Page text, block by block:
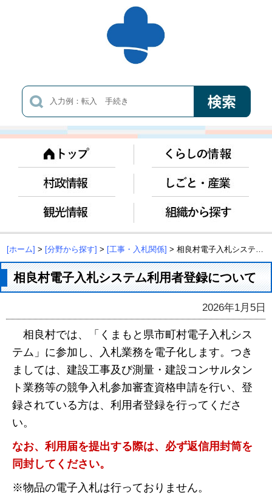
[ホーム] > [分野から探す] > [工事・入札関係] > 相良村電子入札システム利用者登録について
相良村電子入札システム利用者登録について
2026年1月5日
相良村では、「くまもと県市町村電子入札シス
テム」に参加し、入札業務を電子化します。つき
ましては、建設工事及び測量・建設コンサルタン
ト業務等の競争入札参加審査資格申請を行い、登
録されている方は、利用者登録を行ってくださ
い。
なお、利用届を提出する際は、必ず返信用封筒を
同封してください。
※物品の電子入札は行っておりません。